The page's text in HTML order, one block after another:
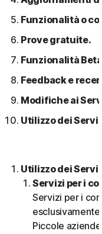
Funzionalità o
Prove gratuite.
Funzionalità Beta.
Feedback e
Modifiche ai
Utilizzo dei
Utilizzo dei
Servizi per i
Servizi per i
esclusivamente
Piccole aziende.